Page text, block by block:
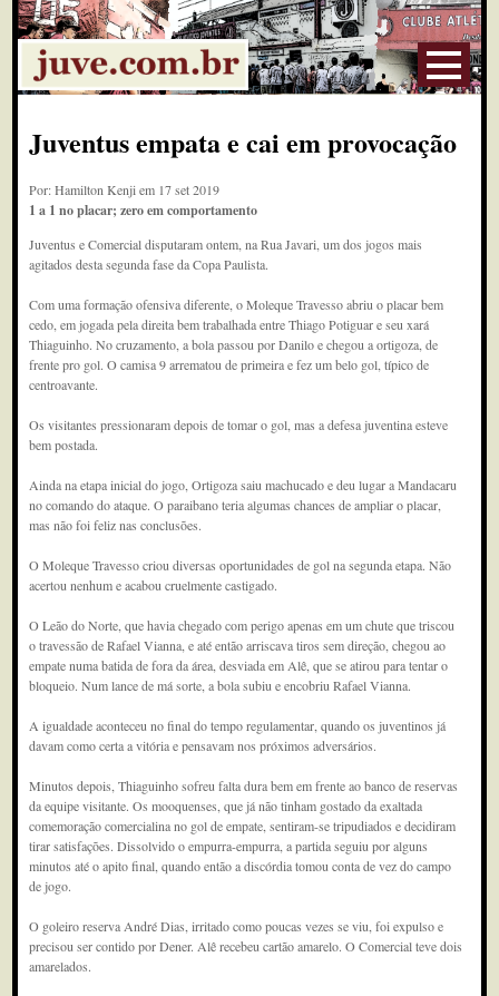
Juventus empata e cai em provocação
Por: Hamilton Kenji em 17 set 2019
1 a 1 no placar; zero em comportamento
Juventus e Comercial disputaram ontem, na Rua Javari, um dos jogos mais
agitados desta segunda fase da Copa Paulista.
Com uma formação ofensiva diferente, o Moleque Travesso abriu o placar bem
cedo, em jogada pela direita bem trabalhada entre Thiago Potiguar e seu xará
Thiaguinho. No cruzamento, a bola passou por Danilo e chegou a ortigoza, de
frente pro gol. O camisa 9 arrematou de primeira e fez um belo gol, típico de
centroavante.
Os visitantes pressionaram depois de tomar o gol, mas a defesa juventina esteve
bem postada.
Ainda na etapa inicial do jogo, Ortigoza saiu machucado e deu lugar a Mandacaru
no comando do ataque. O paraibano teria algumas chances de ampliar o placar,
mas não foi feliz nas conclusões.
O Moleque Travesso criou diversas oportunidades de gol na segunda etapa. Não
acertou nenhum e acabou cruelmente castigado.
O Leão do Norte, que havia chegado com perigo apenas em um chute que triscou
o travessão de Rafael Vianna, e até então arriscava tiros sem direção, chegou ao
empate numa batida de fora da área, desviada em Alê, que se atirou para tentar o
bloqueio. Num lance de má sorte, a bola subiu e encobriu Rafael Vianna.
A igualdade aconteceu no final do tempo regulamentar, quando os juventinos já
davam como certa a vitória e pensavam nos próximos adversários.
Minutos depois, Thiaguinho sofreu falta dura bem em frente ao banco de reservas
da equipe visitante. Os mooquenses, que já não tinham gostado da exaltada
comemoração comercialina no gol de empate, sentiram-se tripudiados e decidiram
tirar satisfações. Dissolvido o empurra-empurra, a partida seguiu por alguns
minutos até o apito final, quando então a discórdia tomou conta de vez do campo
de jogo.
O goleiro reserva André Dias, irritado como poucas vezes se viu, foi expulso e
precisou ser contido por Dener. Alê recebeu cartão amarelo. O Comercial teve dois
amarelados.